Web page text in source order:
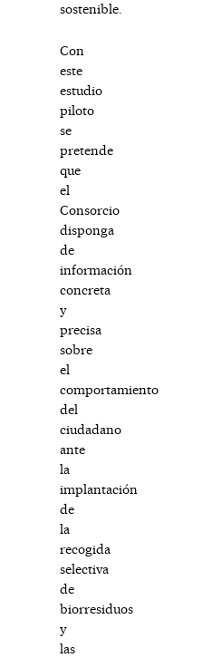
sostenible.
Con
este
estudio
piloto
se
pretende
que
el
Consorcio
disponga
de
información
concreta
y
precisa
sobre
el
comportamiento
del
ciudadano
ante
la
implantación
de
la
recogida
selectiva
de
biorresiduos
y
las